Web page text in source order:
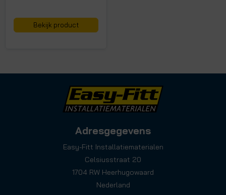
Bekijk product
Adresgegevens
Easy-Fitt Installatiematerialen
Celsiusstraat 20
1704 RW Heerhugowaard
Nederland